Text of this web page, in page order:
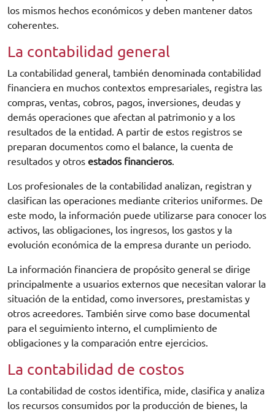
los mismos hechos económicos y deben mantener datos
coherentes.
La contabilidad general
La contabilidad general, también denominada contabilidad
financiera en muchos contextos empresariales, registra las
compras, ventas, cobros, pagos, inversiones, deudas y
demás operaciones que afectan al patrimonio y a los
resultados de la entidad. A partir de estos registros se
preparan documentos como el balance, la cuenta de
resultados y otros estados financieros.
Los profesionales de la contabilidad analizan, registran y
clasifican las operaciones mediante criterios uniformes. De
este modo, la información puede utilizarse para conocer los
activos, las obligaciones, los ingresos, los gastos y la
evolución económica de la empresa durante un periodo.
La información financiera de propósito general se dirige
principalmente a usuarios externos que necesitan valorar la
situación de la entidad, como inversores, prestamistas y
otros acreedores. También sirve como base documental
para el seguimiento interno, el cumplimiento de
obligaciones y la comparación entre ejercicios.
La contabilidad de costos
La contabilidad de costos identifica, mide, clasifica y analiza
los recursos consumidos por la producción de bienes, la